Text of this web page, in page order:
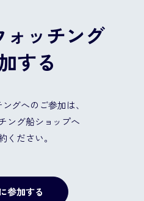
ォッチング
する
グへのご参加は、
ング船ショップへ
ください。
参加する